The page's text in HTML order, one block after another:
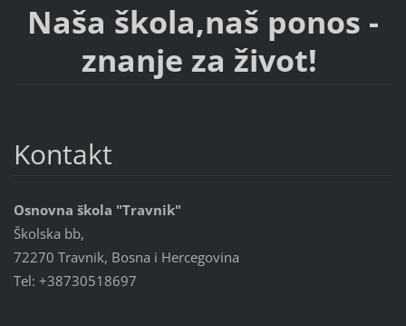
Naša škola,naš ponos -
znanje za život!
Kontakt
Osnovna škola "Travnik"
Školska bb,
72270 Travnik, Bosna i Hercegovina
Tel: +38730518697